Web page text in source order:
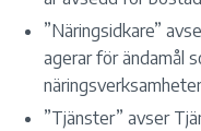
”Näringsidkare”
agerar för ändamål
”Tjänster” avser